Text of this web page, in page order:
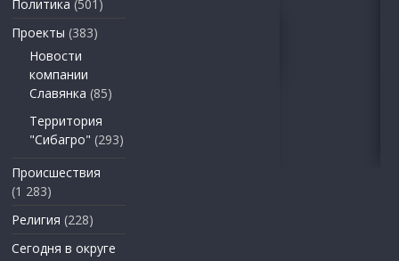
Политика (501)
Проекты (383)
Новости
компании
Славянка (85)
Территория
"Сибагро" (293)
Происшествия
(1 283)
Религия (228)
Сегодня в округе